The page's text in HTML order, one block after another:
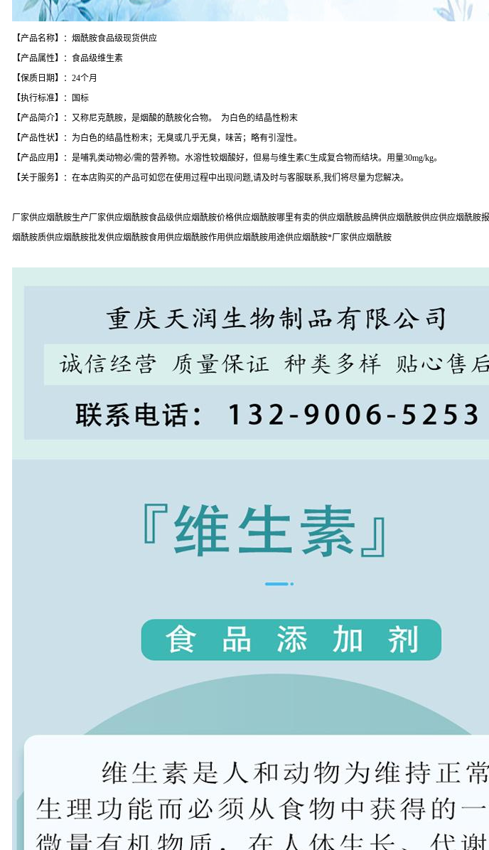
【产品名称】：烟酰胺食品级现货供应
【产品属性】：食品级维生素
【保质日期】：24个月
【执行标准】：国标
【产品简介】：又称尼克酰胺，是烟酸的酰胺化合物。 为白色的结晶性粉末
【产品性状】：为白色的结晶性粉末；无臭或几乎无臭，味苦；略有引湿性。
【产品应用】：是哺乳类动物必/需的营养物。水溶性较烟酸好，但易与维生素C生成复合物而结块。用量30mg/kg。
【关于服务】：在本店购买的产品可如您在使用过程中出现问题,请及时与客服联系,我们将尽量为您解决。
厂家供应烟酰胺生产厂家供应烟酰胺食品级供应烟酰胺价格供应烟酰胺哪里有卖的供应烟酰胺品牌供应烟酰胺供应供应烟酰
烟酰胺质供应烟酰胺批发供应烟酰胺食用供应烟酰胺作用供应烟酰胺用途供应烟酰胺*厂家供应烟酰胺